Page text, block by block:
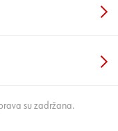
su zadržana.